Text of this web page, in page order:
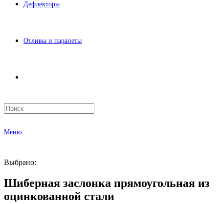
Дефлекторы
Отливы и парапеты
Меню
Выбрано:
Шиберная заслонка прямоугольная из
оцинкованной стали